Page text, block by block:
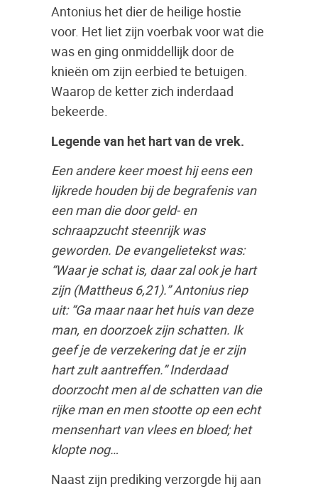
Antonius het dier de heilige hostie
voor. Het liet zijn voerbak voor wat die
was en ging onmiddellijk door de
knieën om zijn eerbied te betuigen.
Waarop de ketter zich inderdaad
bekeerde.
Legende van het hart van de vrek.
Een andere keer moest hij eens een
lijkrede houden bij de begrafenis van
een man die door geld- en
schraapzucht steenrijk was
geworden. De evangelietekst was:
“Waar je schat is, daar zal ook je hart
zijn (Mattheus 6,21).” Antonius riep
uit: “Ga maar naar het huis van deze
man, en doorzoek zijn schatten. Ik
geef je de verzekering dat je er zijn
hart zult aantreffen.” Inderdaad
doorzocht men al de schatten van die
rijke man en men stootte op een echt
mensenhart van vlees en bloed; het
klopte nog…
Naast zijn prediking verzorgde hij aan